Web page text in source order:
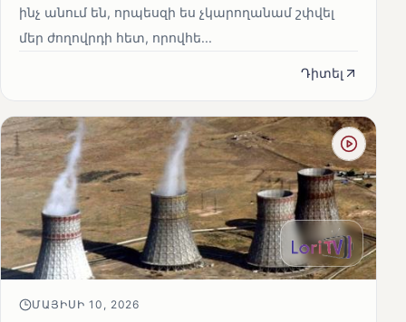
ինչ անում են, որպեսզի ես չկարողանամ շփվել
մեր ժողովրդի հետ, որովհե...
Դիտել
ՄԱՅԻՍԻ 10, 2026